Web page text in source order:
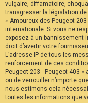
vulgaire, diffamatoire,
transgresser la législation
« Amoureux des Peugeot
internationale. Si vous ne
exposez à un bannissement
droit d’avertir votre
L’adresse IP de tous les
renforcement de ces
Peugeot 203 - Peugeot 403
ou de verrouiller n’importe
nous estimons cela
toutes les informations que